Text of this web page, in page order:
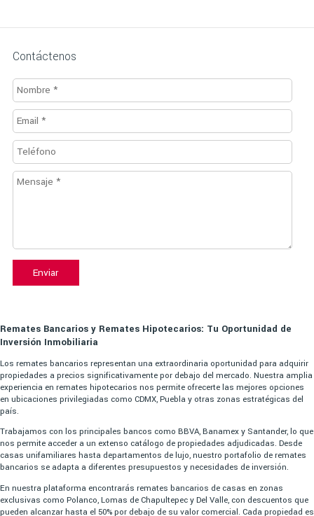
Contáctenos
Enviar
Remates Bancarios y Remates Hipotecarios: Tu Oportunidad de
Inversión Inmobiliaria
Los remates bancarios representan una extraordinaria oportunidad para adquirir
propiedades a precios significativamente por debajo del mercado. Nuestra amplia
experiencia en remates hipotecarios nos permite ofrecerte las mejores opciones
en ubicaciones privilegiadas como CDMX, Puebla y otras zonas estratégicas del
país.
Trabajamos con los principales bancos como BBVA, Banamex y Santander, lo que
nos permite acceder a un extenso catálogo de propiedades adjudicadas. Desde
casas unifamiliares hasta departamentos de lujo, nuestro portafolio de remates
bancarios se adapta a diferentes presupuestos y necesidades de inversión.
En nuestra plataforma encontrarás remates bancarios de casas en zonas
exclusivas como Polanco, Lomas de Chapultepec y Del Valle, con descuentos que
pueden alcanzar hasta el 50% por debajo de su valor comercial. Cada propiedad es